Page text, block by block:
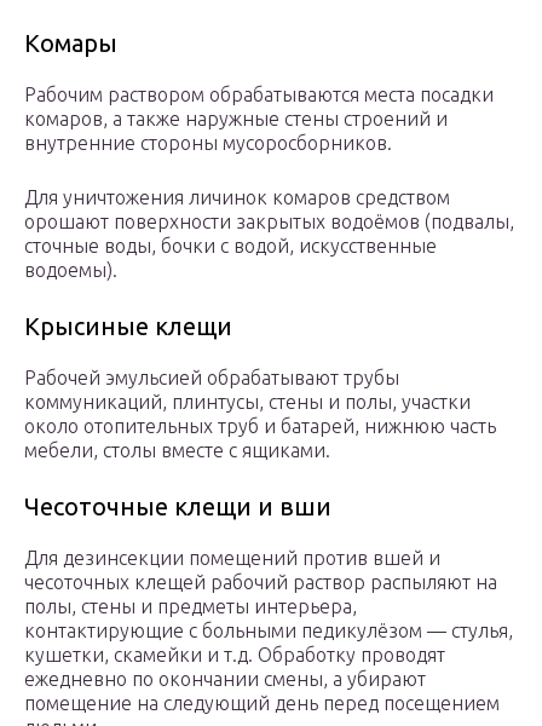
Комары
Рабочим раствором обрабатываются места посадки
комаров, а также наружные стены строений и
внутренние стороны мусоросборников.
Для уничтожения личинок комаров средством
орошают поверхности закрытых водоёмов (подвалы,
сточные воды, бочки с водой, искусственные
водоемы).
Крысиные клещи
Рабочей эмульсией обрабатывают трубы
коммуникаций, плинтусы, стены и полы, участки
около отопительных труб и батарей, нижнюю часть
мебели, столы вместе с ящиками.
Чесоточные клещи и вши
Для дезинсекции помещений против вшей и
чесоточных клещей рабочий раствор распыляют на
полы, стены и предметы интерьера,
контактирующие с больными педикулёзом — стулья,
кушетки, скамейки и т.д. Обработку проводят
ежедневно по окончании смены, а убирают
помещение на следующий день перед посещением